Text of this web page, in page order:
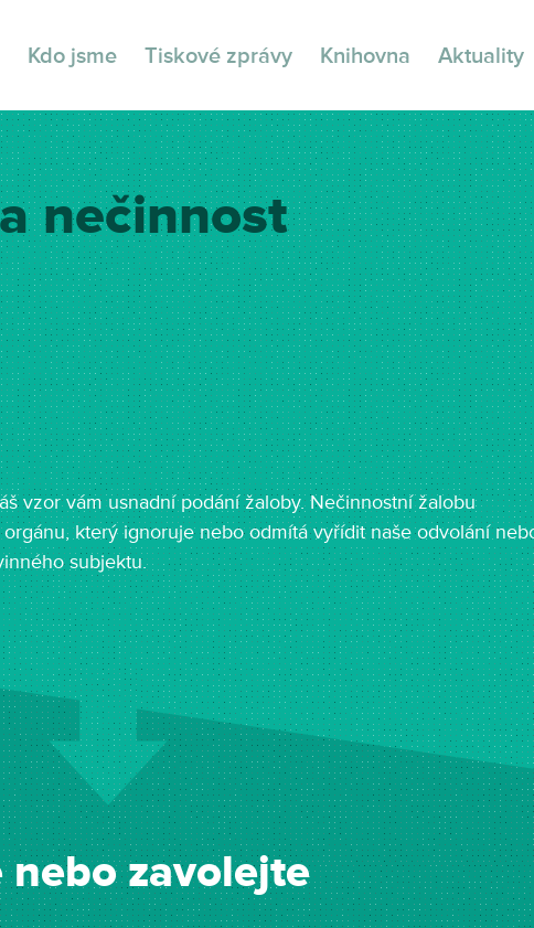
Kdo jsme Tiskové zprávy Knihovna Aktuality
nečinnost
vzor vám usnadní podání žaloby. Nečinnostní žalobu
který ignoruje nebo odmítá vyřídit naše odvolání
subjektu.
nebo zavolejte